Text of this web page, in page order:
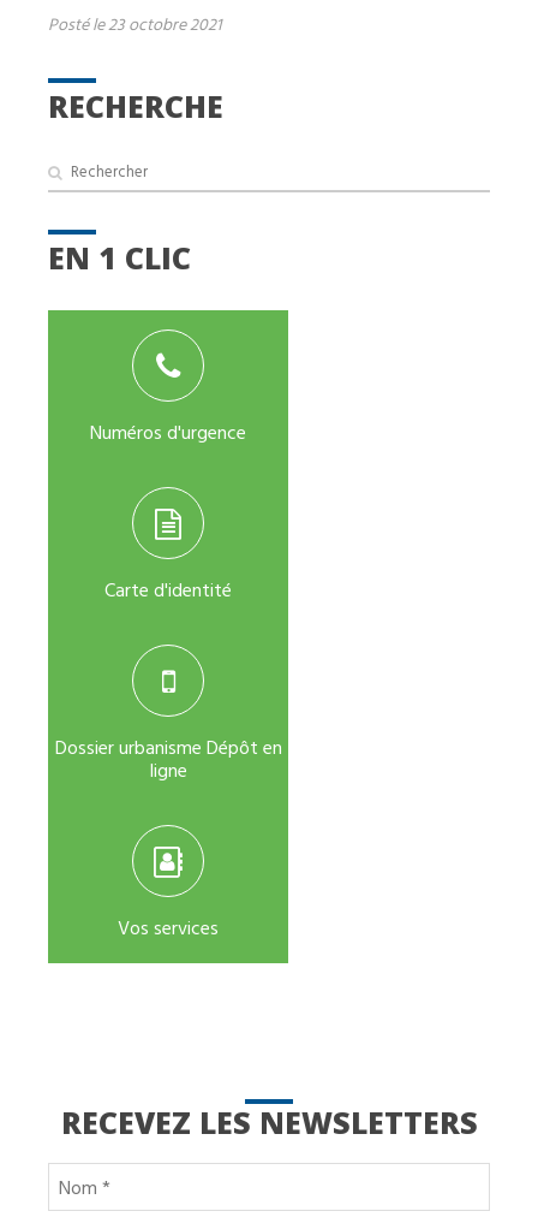
RECHERCHE
EN 1 CLIC
Numéros d'urgence
Carte d'identité
Dossier urbanisme Dépôt en
ligne
Vos services
Posté le 23 octobre 2021
RECEVEZ LES NEWSLETTERS